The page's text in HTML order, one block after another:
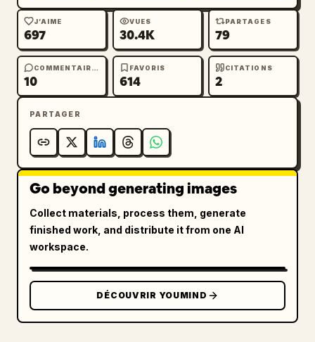
      "footwear": { "count": 3,
"description": "angles de chaussures sans
lacets marron" },
      "silhouette": { "count": 2 },
      "color_palette": { "count": 5,
"description": "échantillons" }
    },
    "middle_right_section": {
      "type": "Référence personnage
      "label": "瀬川 凛",
      "full_body_turnaround": { "count": 4,
"poses": ["Face", "Profil (gauche)", "Dos",
"Vue 3/4"], "outfit": "veste gris foncé,
chemise blanche, pantalon sombre" },
      "details": { "count": 3, "description":
"gros plans sur les mains, le col et les
J’AIME
697
VUES
30.4K
PARTAGES
79
COMMENTAIRES
10
FAVORIS
614
CITATIONS
2
PARTAGER
Go beyond generating images
Collect materials, process them, generate
finished work, and distribute it from one AI
workspace.
DÉCOUVRIR YOUMIND